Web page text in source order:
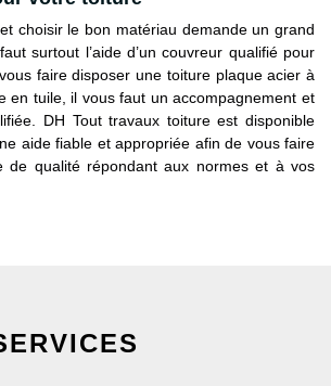
choisir le bon matériau demande un grand
surtout l’aide d’un couvreur qualifié pour
faire disposer une toiture plaque acier à
en tuile, il vous faut un accompagnement et
DH Tout travaux toiture est disponible
aide fiable et appropriée afin de vous faire
de qualité répondant aux normes et à vos